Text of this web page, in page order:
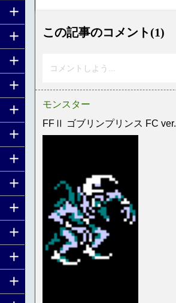
この記事のコメント(1)
コメントしよう...
モンスター
FFⅡ ゴブリンプリンス FC ver.